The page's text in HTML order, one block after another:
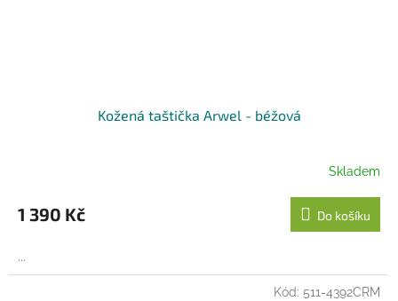
Kožená taštička Arwel - béžová
Skladem
1 390 Kč Do košíku
...
Kód: 511-4392CRM